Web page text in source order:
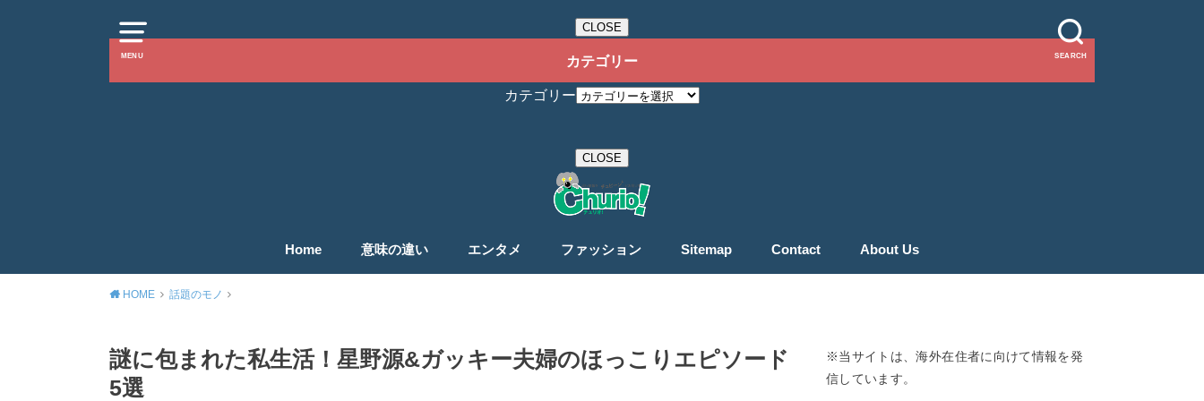
MENU
CLOSE
カテゴリー
カテゴリー
CLOSE
SEARCH
Home 意味の違い エンタメ ファッション Sitemap Contact About Us
HOME 話題のモノ
謎に包まれた私生活！星野源&ガッキー夫婦のほっこりエピソード
5選
※当サイトは、海外在住者に向けて情報を発
信しています。